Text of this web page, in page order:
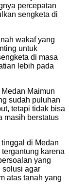
percepatan
sengketa di
wakaf yang
untuk
di masa
lebih pada
Maimun
sudah puluhan
tetapi tidak bisa
masih berstatus
di Medan
karena
yang
solusi agar
atas tanah yang